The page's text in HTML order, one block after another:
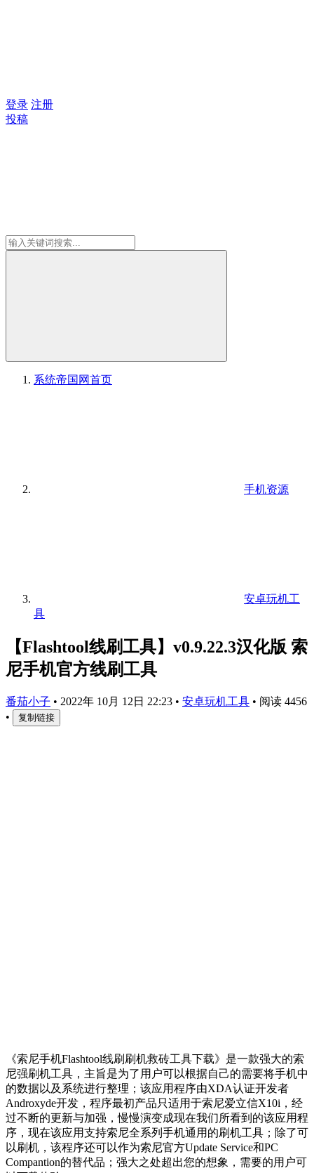
登录 注册
投稿
系统帝国网首页
手机资源
安卓玩机工
具
【Flashtool线刷工具】v0.9.22.3汉化版 索
尼手机官方线刷工具
番茄小子 • 2022年 10月 12日 22:23 • 安卓玩机工具 • 阅读 4456
•
复制链接
《索尼手机Flashtool线刷刷机救砖工具下载》是一款强大的索
尼强刷机工具，主旨是为了用户可以根据自己的需要将手机中
的数据以及系统进行整理；该应用程序由XDA认证开发者
Androxyde开发，程序最初产品只适用于索尼爱立信X10i，经
过不断的更新与加强，慢慢演变成现在我们所看到的该应用程
序，现在该应用支持索尼全系列手机通用的刷机工具；除了可
以刷机，该程序还可以作为索尼官方Update Service和PC
Compantion的替代品；强大之处超出您的想象，需要的用户可